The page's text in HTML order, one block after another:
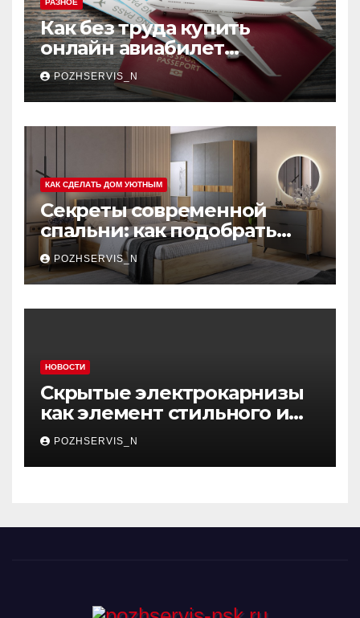
РАЗНОЕ
Как без труда купить
онлайн авиабилет
Аэрофлота: пошаговое
руководство
POZHSERVIS_N
КАК СДЕЛАТЬ ДОМ УЮТНЫМ
Секреты современной
спальни: как подобрать
мебель, которая меняет
пространство
POZHSERVIS_N
НОВОСТИ
Скрытые электрокарнизы
как элемент стильного и
функционального
интерьера
POZHSERVIS_N